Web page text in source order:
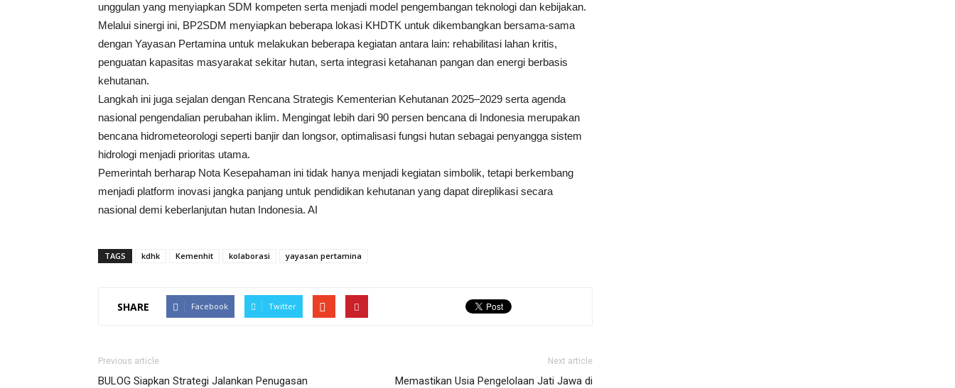
unggulan yang menyiapkan SDM kompeten serta menjadi model pengembangan teknologi dan kebijakan.
Melalui sinergi ini, BP2SDM menyiapkan beberapa lokasi KHDTK untuk dikembangkan bersama-sama
dengan Yayasan Pertamina untuk melakukan beberapa kegiatan antara lain: rehabilitasi lahan kritis,
penguatan kapasitas masyarakat sekitar hutan, serta integrasi ketahanan pangan dan energi berbasis
kehutanan.
Langkah ini juga sejalan dengan Rencana Strategis Kementerian Kehutanan 2025–2029 serta agenda
nasional pengendalian perubahan iklim. Mengingat lebih dari 90 persen bencana di Indonesia merupakan
bencana hidrometeorologi seperti banjir dan longsor, optimalisasi fungsi hutan sebagai penyangga sistem
hidrologi menjadi prioritas utama.
Pemerintah berharap Nota Kesepahaman ini tidak hanya menjadi kegiatan simbolik, tetapi berkembang
menjadi platform inovasi jangka panjang untuk pendidikan kehutanan yang dapat direplikasi secara
nasional demi keberlanjutan hutan Indonesia. AI
TAGS kdhk Kemenhit kolaborasi yayasan pertamina
SHARE Facebook Twitter
Previous article
BULOG Siapkan Strategi Jalankan Penugasan
Next article
Memastikan Usia Pengelolaan Jati Jawa di